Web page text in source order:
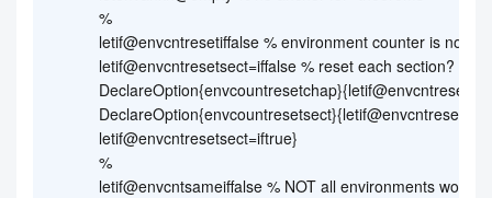
%
letif@envcntresetiffalse % environment counter is not
letif@envcntresetsect=iffalse % reset each section?
letif@envcntresetsect=iftrue}
%
letif@envcntsameiffalse % NOT all environments work